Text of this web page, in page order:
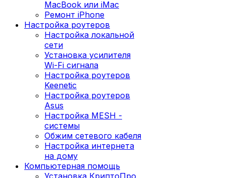
MacBook или iMac
Ремонт iPhone
Настройка роутеров
Настройка локальной
сети
Установка усилителя
Wi-Fi сигнала
Настройка роутеров
Keenetic
Настройка роутеров
Asus
Настройка MESH -
системы
Обжим сетевого кабеля
Настройка интернета
на дому
Компьютерная помощь
Установка КриптоПро